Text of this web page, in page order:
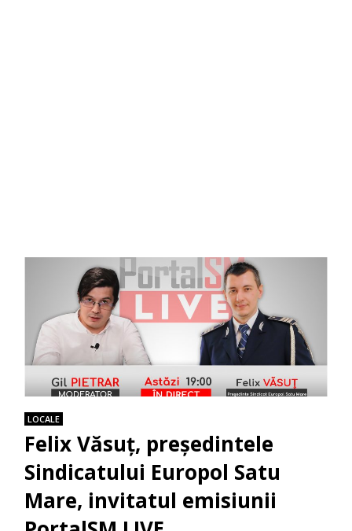
LOCALE
Felix Văsuț, președintele
Sindicatului Europol Satu
Mare, invitatul emisiunii